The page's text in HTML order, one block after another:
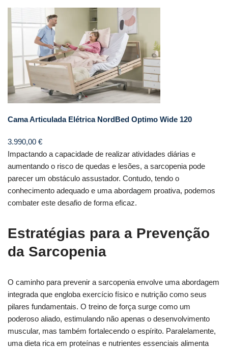
Cama Articulada Elétrica NordBed Optimo Wide 120
3.990,00 €
Impactando a capacidade de realizar atividades diárias e
aumentando o risco de quedas e lesões, a sarcopenia pode
parecer um obstáculo assustador. Contudo, tendo o
conhecimento adequado e uma abordagem proativa, podemos
combater este desafio de forma eficaz.
Estratégias para a Prevenção
da Sarcopenia
O caminho para prevenir a sarcopenia envolve uma abordagem
integrada que engloba exercício físico e nutrição como seus
pilares fundamentais. O treino de força surge como um
poderoso aliado, estimulando não apenas o desenvolvimento
muscular, mas também fortalecendo o espírito. Paralelamente,
uma dieta rica em proteínas e nutrientes essenciais alimenta